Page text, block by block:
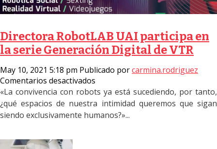
Directora RobotLAB UAI participa en
la serie Generación Digital de VTR
May 10, 2021 5:18 pm Publicado porcarmina.rodriguez
Comentarios desactivados
Directora
RobotLAB
UAI
«La convivencia con robots ya está sucediendo, por tanto,
¿qué espacios de nuestra intimidad queremos que sigan
siendo exclusivamente humanos?»...